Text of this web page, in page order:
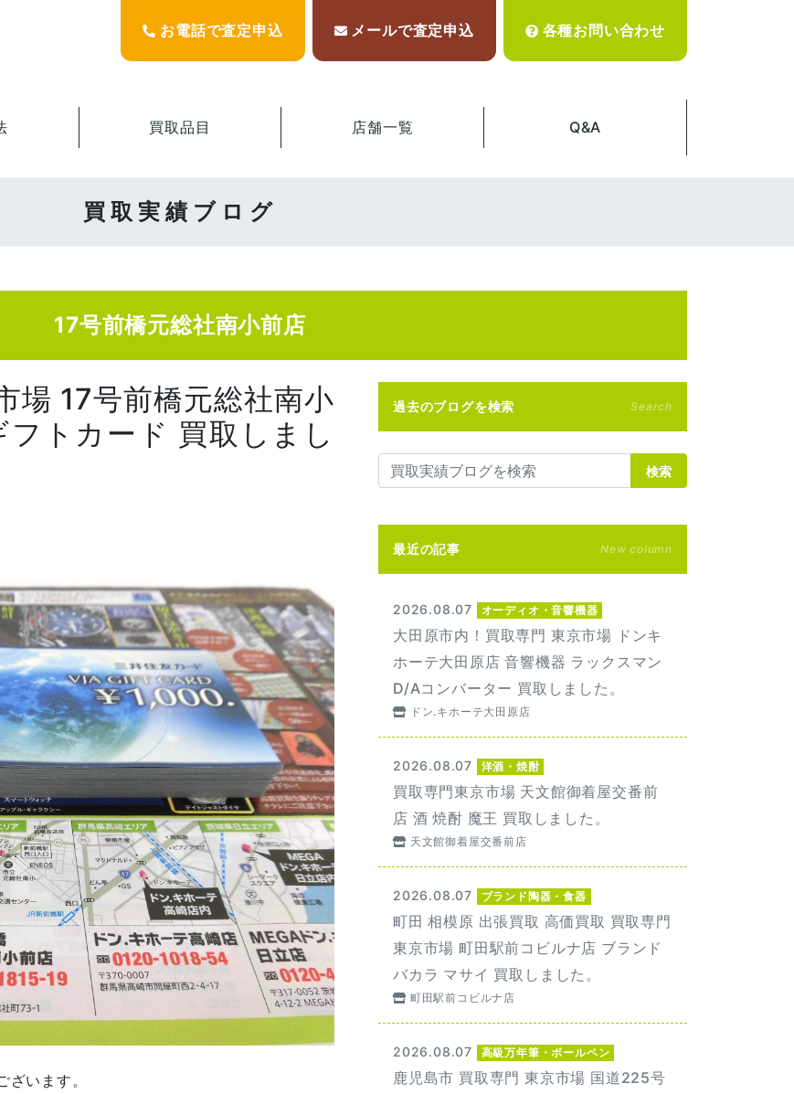
お電話で査定申込 メールで査定申込 各種お問い合わせ
買取品目 店舗一覧 Q&A
買取実績ブログ
17号前橋元総社南小前店
場 17号前橋元総社南小
トカード 買取しまし
います。
過去のブログを検索 Search
検索
最近の記事 New column
2026.08.07 オーディオ・音響機器
大田原市内！買取専門 東京市場 ドンキ
ホーテ大田原店 音響機器 ラックスマン
D/Aコンバーター 買取しました。
ドン.キホーテ大田原店
2026.08.07 洋酒・焼酎
買取専門東京市場 天文館御着屋交番前
店 酒 焼酎 魔王 買取しました。
天文館御着屋交番前店
2026.08.07 ブランド陶器・食器
町田 相模原 出張買取 高価買取 買取専門
東京市場 町田駅前コビルナ店 ブランド
バカラ マサイ 買取しました。
町田駅前コビルナ店
2026.08.07 高級万年筆・ボールペン
鹿児島市 買取専門 東京市場 国道225号